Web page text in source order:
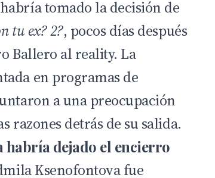
tomado la decisión de
tu ex? 2?, pocos días después
Ballero al reality. La
en programas de
a una preocupación
razones detrás de su salida.
habría dejado el encierro
Ksenofontova fue